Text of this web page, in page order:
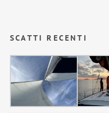
SCATTI RECENTI